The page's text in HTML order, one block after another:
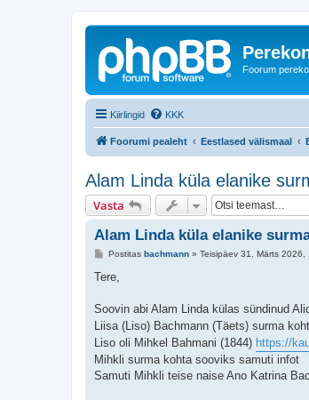
Foorum
Kiirlingid KKK
Foorumi pealeht Eestlased välismaal
Alam Linda küla elanike
Vasta
Alam Linda küla elanike
P
s
t
s
Postitas bachmann» Teisipäev 31. Märts 2026,
Tere,
Soovin abi Alam Linda külas sündinud
Liisa (Liso) Bachmann (Täets) surma
Liso oli Mihkel Bahmani (1844) https://
Mihkli surma kohta sooviks samuti infot
Samuti Mihkli teise naise Ano Katrina